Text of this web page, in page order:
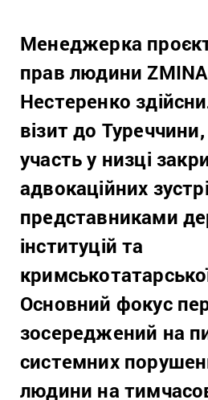
Менеджерка
прав людини ZMINA
Нестеренко
візит до
участь у низці
адвокаційних
представниками
інституцій та
Основний фокус
зосереджений на
системних
людини на